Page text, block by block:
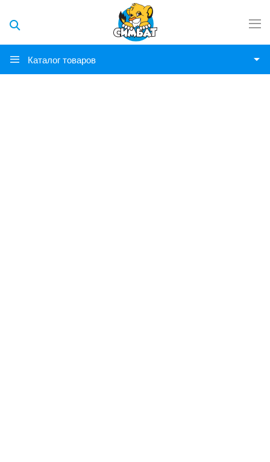
Каталог товаров